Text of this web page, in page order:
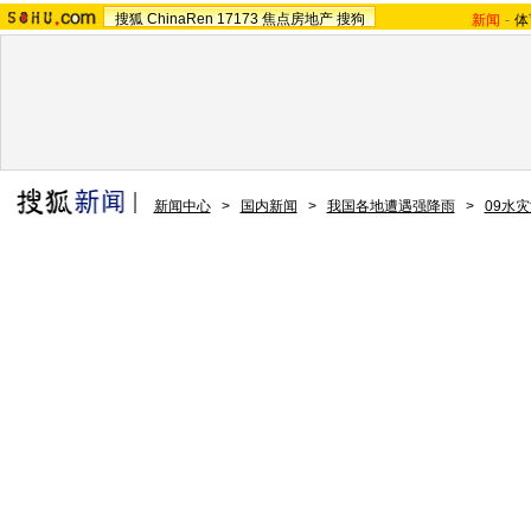
搜狐 ChinaRen 17173 焦点房地产 搜狗 新闻 -
新闻中心 > 国内新闻 > 我国各地遭遇强降雨 > 09水